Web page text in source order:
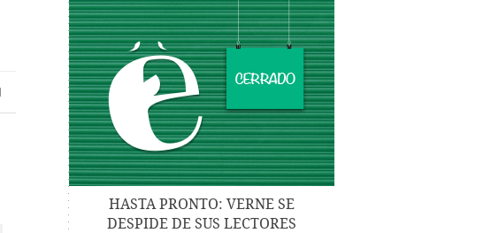
HASTA PRONTO: VERNE SE
DESPIDE DE SUS LECTORES